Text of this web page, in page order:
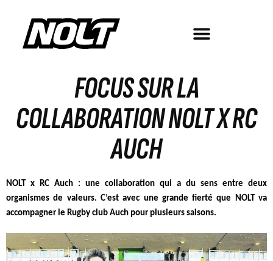
FOCUS SUR LA
COLLABORATION NOLT X RC
AUCH
NOLT x RC Auch : une collaboration qui a du sens entre deux
organismes de valeurs. C’est avec une grande fierté que NOLT va
accompagner le Rugby club Auch pour plusieurs saisons.